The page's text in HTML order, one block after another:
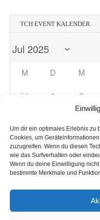
Um dir ein optimales Erlebnis zu
Cookies, um
zuzugreifen. Wenn du diesen
wie das Surfverhalten oder
Wenn du deine Einwilligung
bestimmte Merkmale und
TCH EVENT KALENDER
M D M
30 1 2
7
14 15 16
28 29 30